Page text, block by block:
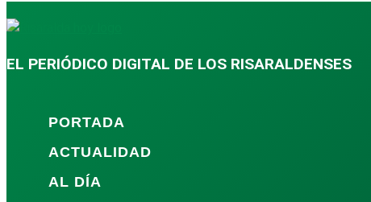
EL PERIÓDICO DIGITAL DE LOS RISARALDENSES
PORTADA
ACTUALIDAD
AL DÍA